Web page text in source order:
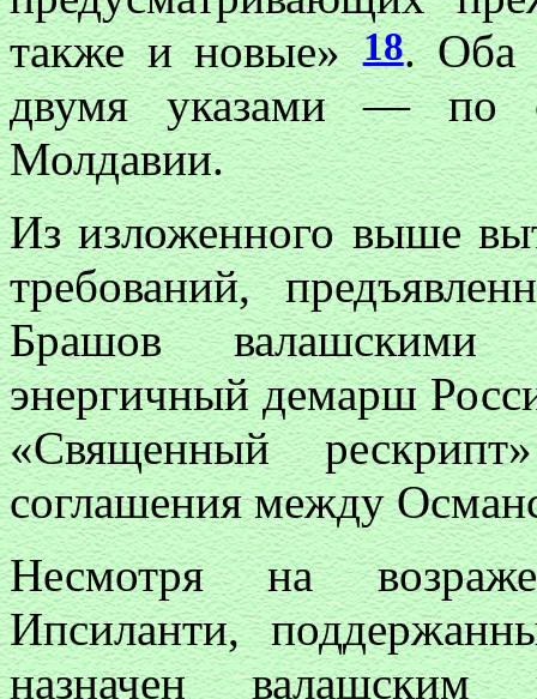
также и новые»18. Оба
двумя указами — по
Молдавии.
Из изложенного выше
требований,
Брашов
энергичный демарш
«Священный
соглашения между
Несмотря на
Ипсиланти,
назначен